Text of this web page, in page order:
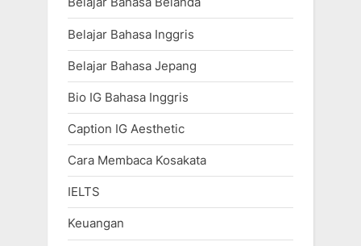
Belajar Bahasa Inggris
Belajar Bahasa Jepang
Bio IG Bahasa Inggris
Caption IG Aesthetic
Cara Membaca Kosakata
IELTS
Keuangan